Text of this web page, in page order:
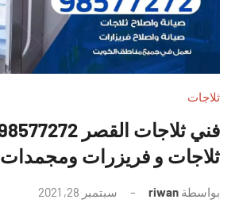
ثلاجات
ثلاجات و فريزرات ومجمدات
بواسطة riwan سبتمبر 28, 2021